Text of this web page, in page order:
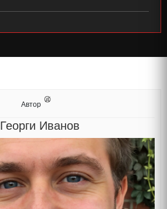
Автор
Георги Иванов